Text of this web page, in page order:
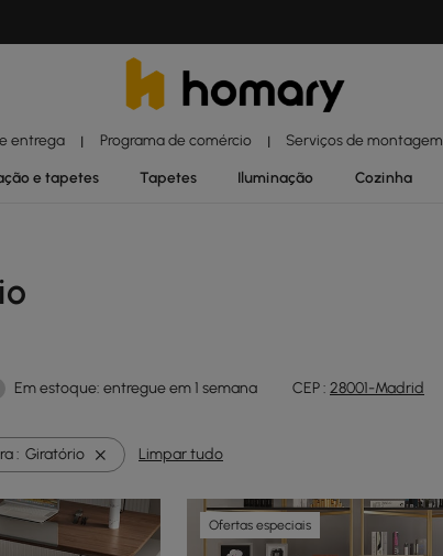
entrega | Programa de comércio | Serviços de montagem
e tapetes Tapetes Iluminação Cozinha
Em estoque: entregue em 1 semana CEP : 28001-Madrid
: Giratório Limpar tudo
Ofertas especiais